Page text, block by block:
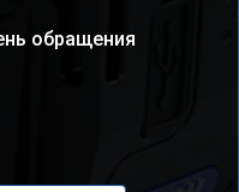
обращения